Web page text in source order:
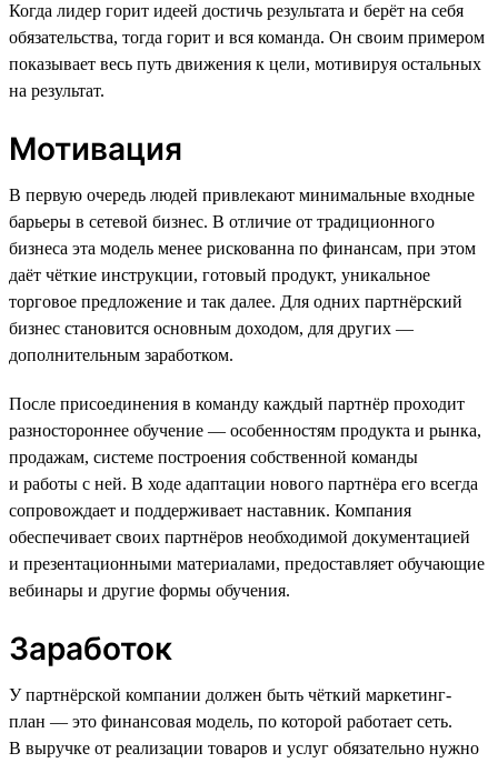
Когда лидер горит идеей достичь результата и берёт на себя
обязательства, тогда горит и вся команда. Он своим примером
показывает весь путь движения к цели, мотивируя остальных
на результат.
Мотивация
В первую очередь людей привлекают минимальные входные
барьеры в сетевой бизнес. В отличие от традиционного
бизнеса эта модель менее рискованна по финансам, при этом
даёт чёткие инструкции, готовый продукт, уникальное
торговое предложение и так далее. Для одних партнёрский
бизнес становится основным доходом, для других —
дополнительным заработком.
После присоединения в команду каждый партнёр проходит
разностороннее обучение — особенностям продукта и рынка,
продажам, системе построения собственной команды
и работы с ней. В ходе адаптации нового партнёра его всегда
сопровождает и поддерживает наставник. Компания
обеспечивает своих партнёров необходимой документацией
и презентационными материалами, предоставляет обучающие
вебинары и другие формы обучения.
Заработок
У партнёрской компании должен быть чёткий маркетинг-
план — это финансовая модель, по которой работает сеть.
В выручке от реализации товаров и услуг обязательно нужно